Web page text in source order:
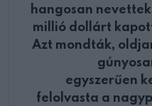
hangosan
millió dollárt
Azt mondták,
egyszerűen
felolvasta a